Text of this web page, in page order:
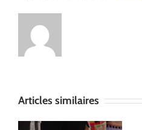
Articles similaires